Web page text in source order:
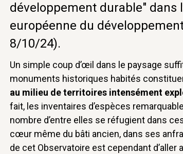
développement durable" dans
européenne du
8/10/24).
Un simple coup d’œil dans le paysage
monuments historiques habités
au milieu de territoires intensément
fait, les inventaires d’espèces
nombre d’entre elles se réfugient dans
cœur même du bâti ancien, dans ses
de cet Observatoire est cependant d’aller